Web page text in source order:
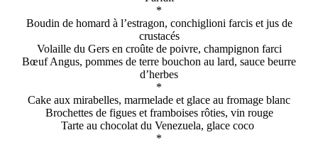
*
Boudin de homard à l’estragon, conchiglioni farcis et jus de
crustacés
Volaille du Gers en croûte de poivre, champignon farci
Bœuf Angus, pommes de terre bouchon au lard, sauce beurre
d’herbes
*
Cake aux mirabelles, marmelade et glace au fromage blanc
Brochettes de figues et framboises rôties, vin rouge
Tarte au chocolat du Venezuela, glace coco
*